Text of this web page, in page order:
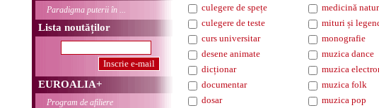
Paradigma puterii în ...
Lista noutăților
EUROALIA+
Program de afiliere
culegere de spețe medicină
culegere de teste
mituri și
curs universitar
monografie
desene animate
muzica dance
dicționar
muzica
documentar
muzica folk
dosar
muzica pop